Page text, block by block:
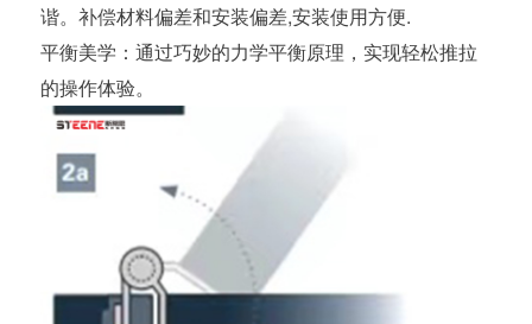
谐。补偿材料偏差和安装偏差,安装使用方便.
平衡美学：通过巧妙的力学平衡原理，实现轻松推拉
的操作体验。